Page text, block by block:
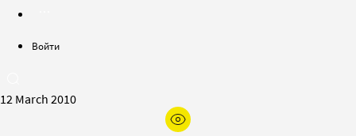
Войти
12 March 2010